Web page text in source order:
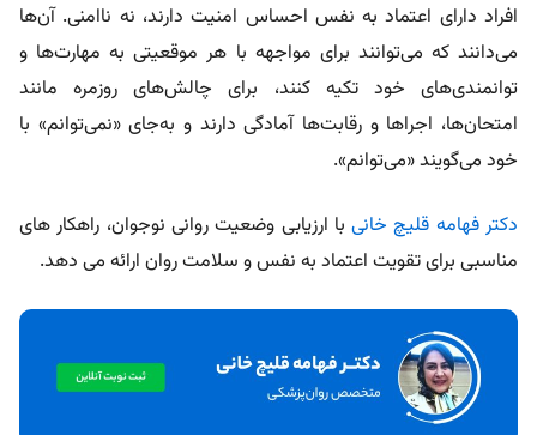
افراد دارای اعتماد به نفس احساس امنیت دارند، نه ناامنی. آن‌ها
می‌دانند که می‌توانند برای مواجهه با هر موقعیتی به مهارت‌ها و
توانمندی‌های خود تکیه کنند، برای چالش‌های روزمره مانند
امتحان‌ها، اجراها و رقابت‌ها آمادگی دارند و به‌جای «نمی‌توانم» با
خود می‌گویند «می‌توانم».
دکتر فهامه قلیچ‌ خانیبا ارزیابی وضعیت روانی نوجوان، راهکار های
مناسبی برای تقویت اعتماد به‌ نفس و سلامت روان ارائه می‌ دهد.